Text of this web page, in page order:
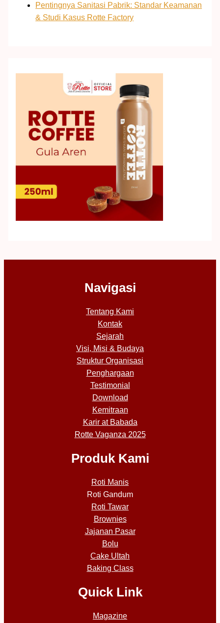
Pentingnya Sanitasi Pabrik: Standar Keamanan
& Studi Kasus Rotte Factory
Navigasi
Tentang Kami
Kontak
Sejarah
Visi, Misi & Budaya
Struktur Organisasi
Penghargaan
Testimonial
Download
Kemitraan
Karir at Babada
Rotte Vaganza 2025
Produk Kami
Roti Manis
Roti Gandum
Roti Tawar
Brownies
Jajanan Pasar
Bolu
Cake Ultah
Baking Class
Quick Link
Magazine